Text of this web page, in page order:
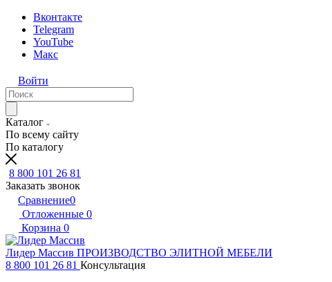
Вконтакте
Telegram
YouTube
Макс
Войти
Каталог
По всему сайту
По каталогу
8 800 101 26 81
Заказать звонок
Сравнение0
Отложенные 0
Корзина 0
Лидер Массив ПРОИЗВОДСТВО ЭЛИТНОЙ МЕБЕЛИ
8 800 101 26 81 Консультация